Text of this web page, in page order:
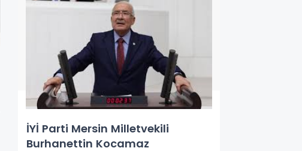
İYİ Parti Mersin Milletvekili
Burhanettin Kocamaz